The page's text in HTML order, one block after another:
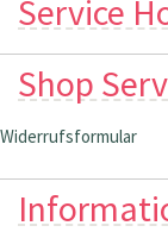
Service
Shop
Widerrufsformular